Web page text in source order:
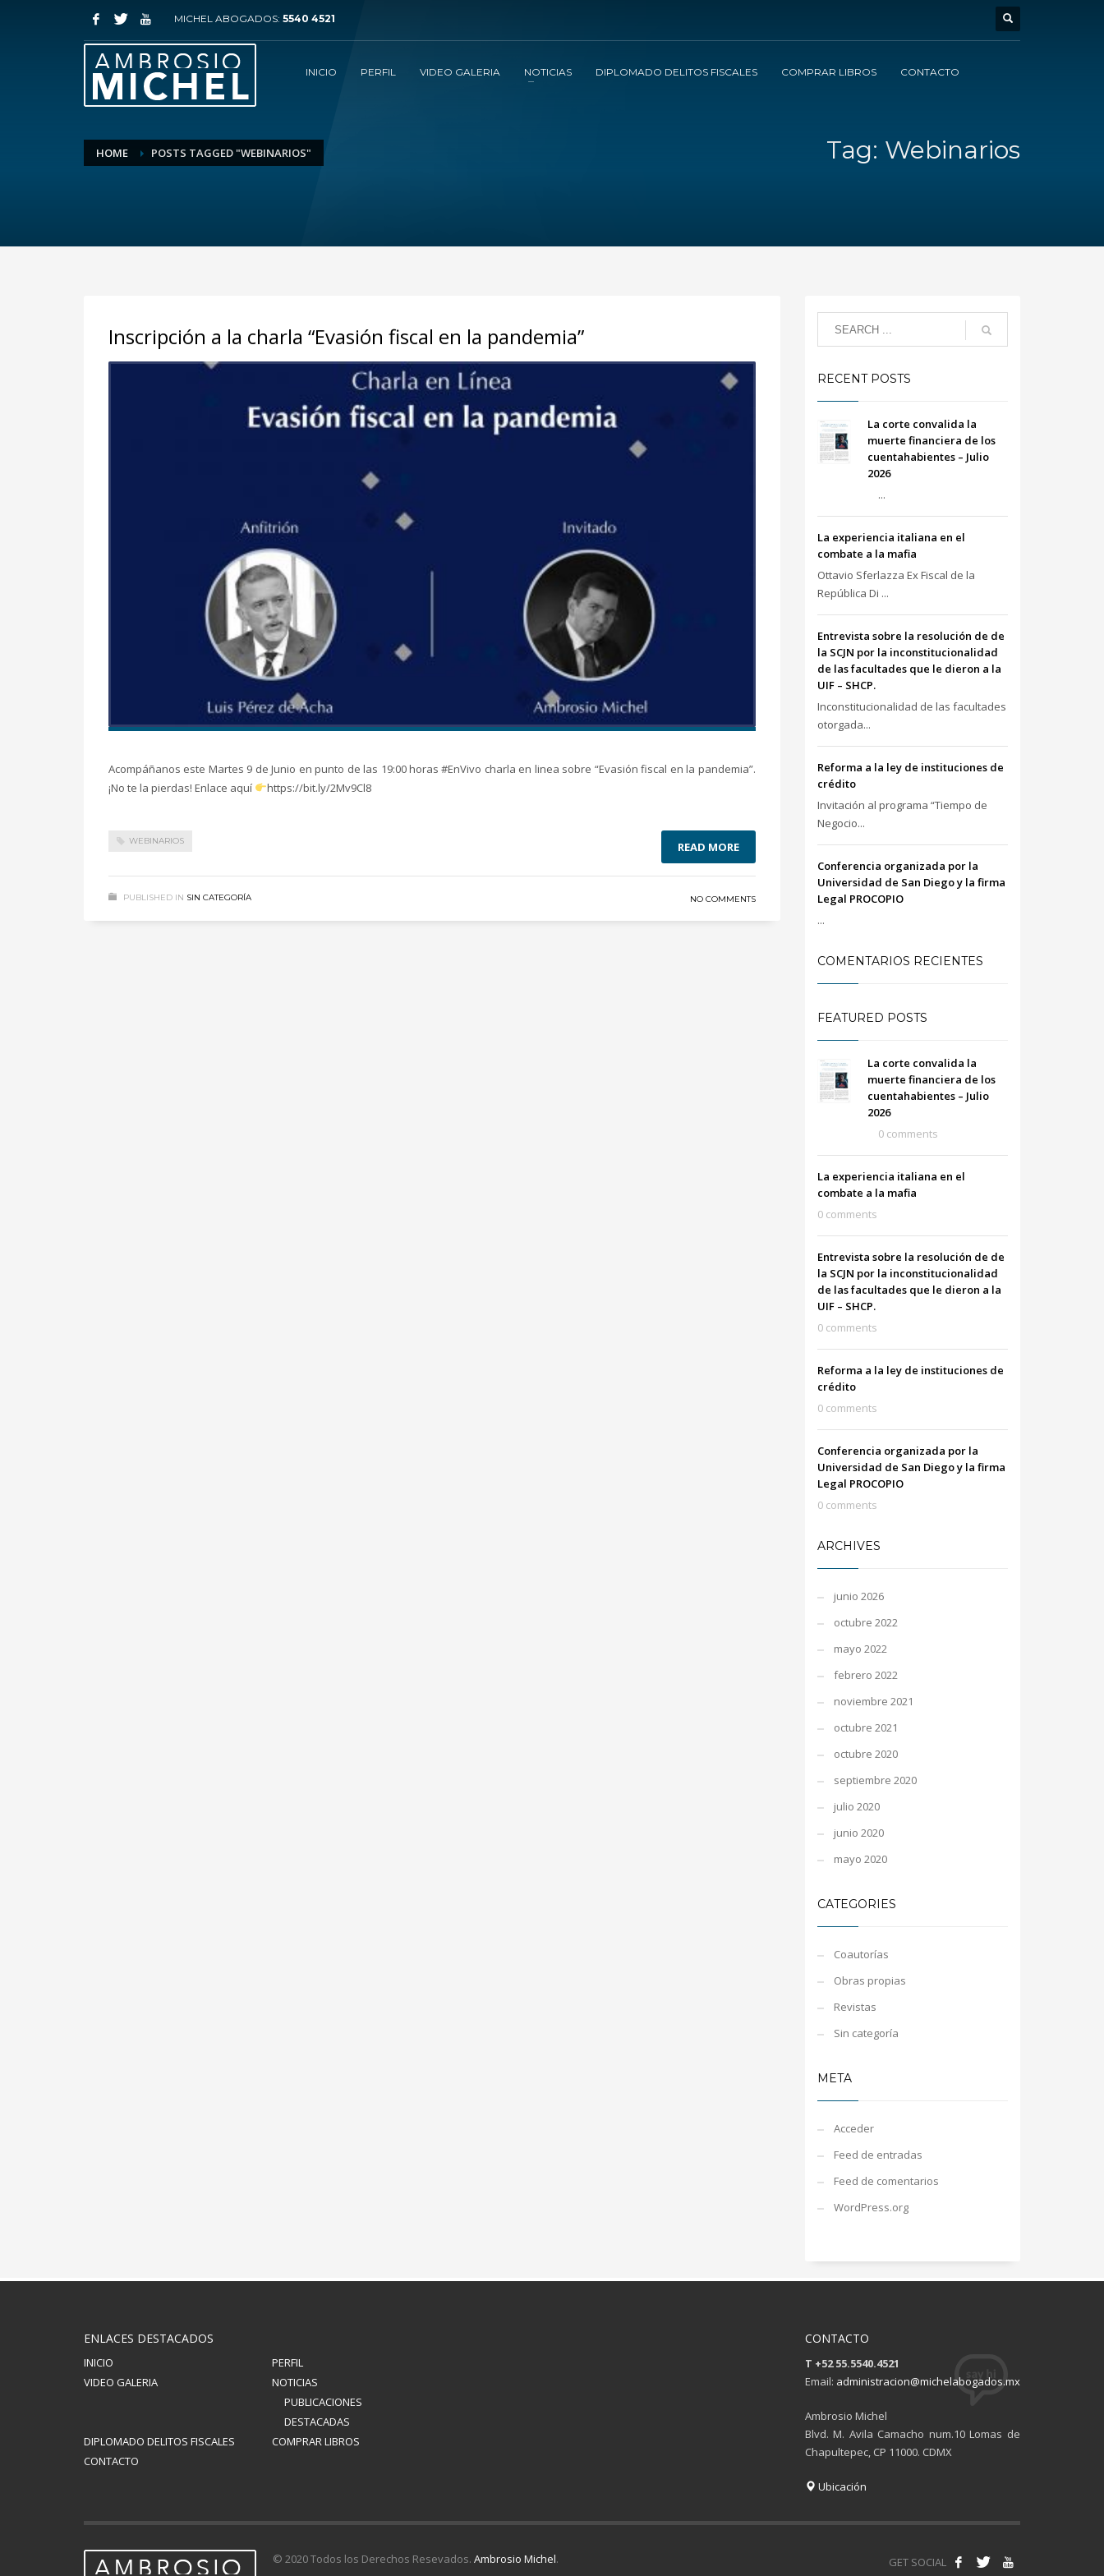
MICHEL ABOGADOS: 5540 4521
INICIO PERFIL VIDEO GALERIA NOTICIAS DIPLOMADO DELITOS FISCALES COMPRAR LIBROS CONTACTO
HOME POSTS TAGGED "WEBINARIOS" Tag: Webinarios
Inscripción a la charla “Evasión fiscal en la pandemia”
Acompáñanos este Martes 9 de Junio en punto de las 19:00 horas #EnVivo charla en linea sobre “Evasión fiscal en la pandemia”.
¡No te la pierdas! Enlace aquí
https://bit.ly/2Mv9Cl8
WEBINARIOS READ MORE
PUBLISHED IN SIN CATEGORÍA NO COMMENTS
RECENT POSTS
La corte convalida la
muerte financiera de los
cuentahabientes – Julio
2026
...
La experiencia italiana en el
combate a la mafia
Ottavio Sferlazza Ex Fiscal de la
República Di ...
Entrevista sobre la resolución de de
la SCJN por la inconstitucionalidad
de las facultades que le dieron a la
UIF – SHCP.
Inconstitucionalidad de las facultades
otorgada...
Reforma a la ley de instituciones de
crédito
Invitación al programa “Tiempo de
Negocio...
Conferencia organizada por la
Universidad de San Diego y la firma
Legal PROCOPIO
...
COMENTARIOS RECIENTES
FEATURED POSTS
La corte convalida la
muerte financiera de los
cuentahabientes – Julio
2026
0 comments
La experiencia italiana en el
combate a la mafia
0 comments
Entrevista sobre la resolución de de
la SCJN por la inconstitucionalidad
de las facultades que le dieron a la
UIF – SHCP.
0 comments
Reforma a la ley de instituciones de
crédito
0 comments
Conferencia organizada por la
Universidad de San Diego y la firma
Legal PROCOPIO
0 comments
ARCHIVES
junio 2026
octubre 2022
mayo 2022
febrero 2022
noviembre 2021
octubre 2021
octubre 2020
septiembre 2020
julio 2020
junio 2020
mayo 2020
CATEGORIES
Coautorías
Obras propias
Revistas
Sin categoría
META
Acceder
Feed de entradas
Feed de comentarios
WordPress.org
ENLACES DESTACADOS
INICIO
PERFIL
VIDEO GALERIA
NOTICIAS
PUBLICACIONES
DESTACADAS
DIPLOMADO DELITOS FISCALES
COMPRAR LIBROS
CONTACTO
CONTACTO
T +52 55.5540.4521
Email: administracion@michelabogados.mx
Ambrosio Michel
Blvd. M. Avila Camacho num.10 Lomas de
Chapultepec, CP 11000. CDMX
Ubicación
GET SOCIAL
© 2020 Todos los Derechos Resevados. Ambrosio Michel.